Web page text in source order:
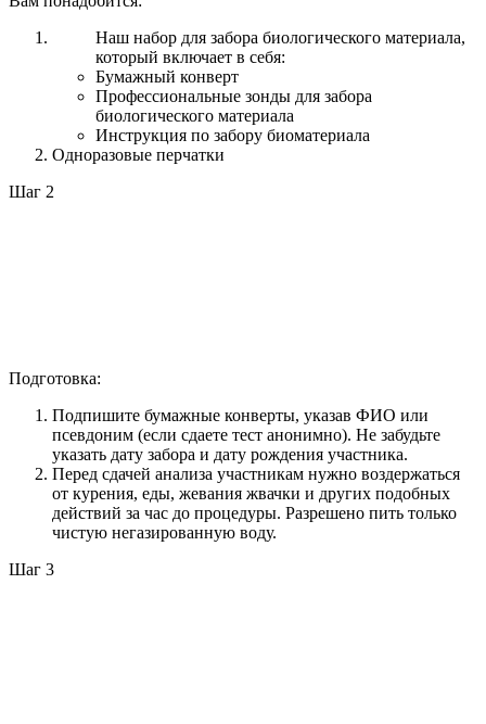
Наш набор для забора биологического материала,
который включает в себя:
Бумажный конверт
Профессиональные зонды для забора
биологического материала
Инструкция по забору биоматериала
Одноразовые перчатки
Шаг 2
Подготовка:
Подпишите бумажные конверты, указав ФИО или
псевдоним (если сдаете тест анонимно). Не забудьте
указать дату забора и дату рождения участника.
Перед сдачей анализа участникам нужно воздержаться
от курения, еды, жевания жвачки и других подобных
действий за час до процедуры. Разрешено пить только
чистую негазированную воду.
Шаг 3